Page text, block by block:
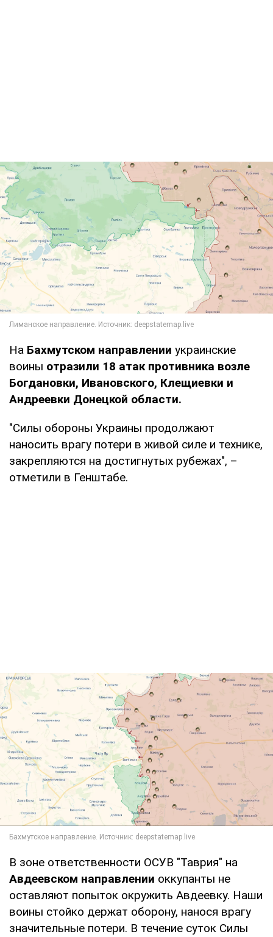
На Бахмутском направлении украинские
воины отразили 18 атак противника возле
Богдановки, Ивановского, Клещиевки и
Андреевки Донецкой области.
"Силы обороны Украины продолжают
наносить врагу потери в живой силе и технике,
закрепляются на достигнутых рубежах", –
отметили в Генштабе.
В зоне ответственности ОСУВ "Таврия" на
Авдеевском направлении оккупанты не
оставляют попыток окружить Авдеевку. Наши
воины стойко держат оборону, нанося врагу
значительные потери. В течение суток Силы